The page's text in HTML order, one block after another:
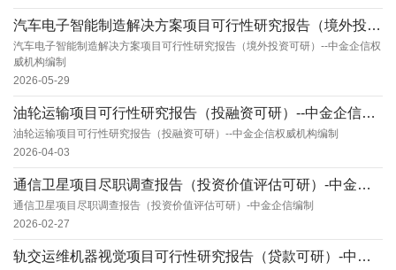
汽车电子智能制造解决方案项目可行性研究报告（境外投资可研）--中金企信权威机构编制
汽车电子智能制造解决方案项目可行性研究报告（境外投资可研）--中金企信权
威机构编制
2026-05-29
油轮运输项目可行性研究报告（投融资可研）--中金企信权威机构编制
油轮运输项目可行性研究报告（投融资可研）--中金企信权威机构编制
2026-04-03
通信卫星项目尽职调查报告（投资价值评估可研）-中金企信编制
通信卫星项目尽职调查报告（投资价值评估可研）-中金企信编制
2026-02-27
轨交运维机器视觉项目可行性研究报告（贷款可研）-中金企信编制